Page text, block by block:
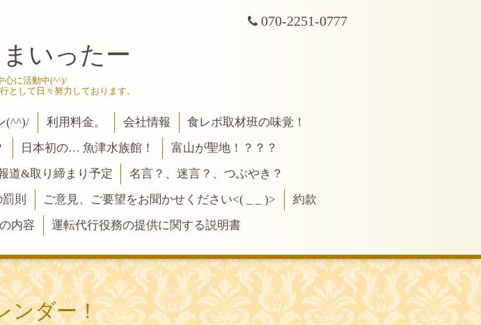
070-2251-0777
いったー
心に活動中(^^)/
として日々努力しております。
(^^)/ 利用料金。 会社情報
食レポ取材班の味覚！
日本初の… 魚津水族館！
富山が聖地！？？？
道&取り締まり予定
名言？、迷言？、つぶやき？
則 ご意見、ご要望をお聞かせください<( _ _ )>
約款
内容
運転代行役務の提供に関する説明書
ンダー！